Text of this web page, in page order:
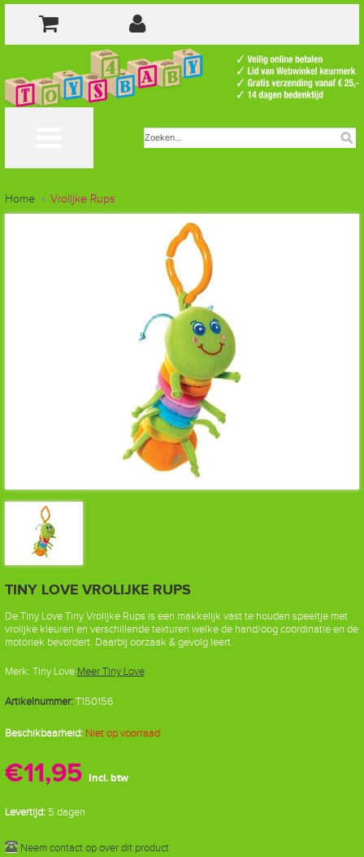
Home Vrolijke Rups
TINY LOVE VROLIJKE RUPS
De Tiny Love Tiny Vrolijke Rups is een makkelijk vast te houden speeltje met
vrolijke kleuren en verschillende texturen welke de hand/oog coördinatie en de
motoriek bevordert. Daarbij oorzaak & gevolg leert.
Merk: Tiny Love Meer Tiny Love
Artikelnummer: T150156
Beschikbaarheid: Niet op voorraad
€11,95 Incl. btw
Levertijd:5 dagen
Neem contact op over dit product